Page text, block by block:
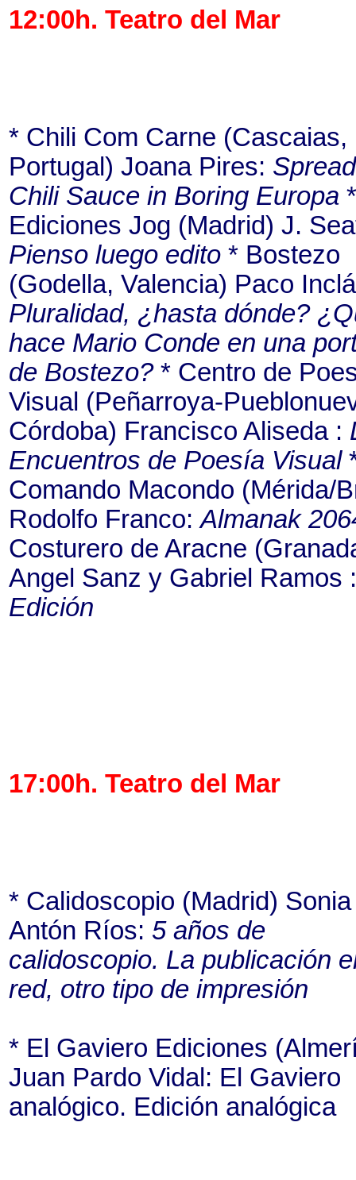
12:00h. Teatro del Mar
* Chili Com Carne (Cascaias,
Portugal) Joana Pires:
Chili Sauce in Boring Europa *
Ediciones Jog (Madrid) J.
Pienso luego edito * Bostezo
(Godella, Valencia) Paco
Pluralidad, ¿hasta dónde?
hace Mario Conde en una
de Bostezo? * Centro de
Visual (Peñarroya-
Córdoba) Francisco Aliseda :
Encuentros de Poesía Visual
Comando Macondo (Mérida/
Rodolfo Franco:Almanak
Costurero de Aracne
Angel Sanz y Gabriel Ramos :
Edición
17:00h. Teatro del Mar
* Calidoscopio (Madrid) Sonia
Antón Ríos: 5 años de
calidoscopio. La publicación
red, otro tipo de impresión
* El Gaviero Ediciones
Juan Pardo Vidal: El Gaviero
analógico. Edición analógica